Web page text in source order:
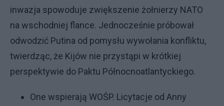
inwazja spowoduje zwiększenie żołnierzy NATO
na wschodniej flance. Jednocześnie próbował
odwodzić Putina od pomysłu wywołania konfliktu,
twierdząc, że Kijów nie przystąpi w krótkiej
perspektywie do Paktu Północnoatlantyckiego.
One wspierają WOŚP. Licytacje od Anny